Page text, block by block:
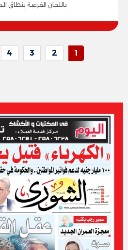
باللجان الفرعية بنطاق
1
2
3
4